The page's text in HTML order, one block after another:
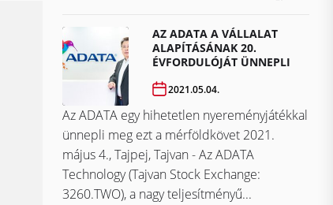
AZ ADATA A VÁLLALAT
ALAPÍTÁSÁNAK 20.
ÉVFORDULÓJÁT ÜNNEPLI
2021.05.04.
Az ADATA egy hihetetlen nyereményjátékkal
ünnepli meg ezt a mérföldkövet ​​​​​​​2021.
május 4., Tajpej, Tajvan - Az ADATA
Technology (Tajvan Stock Exchange:
3260.TWO), a nagy teljesítményű...